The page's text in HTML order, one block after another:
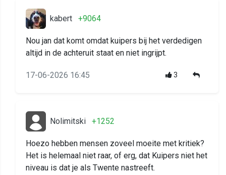
kabert +9064
Nou jan dat komt omdat kuipers bij het verdedigen
altijd in de achteruit staat en niet ingrijpt.
17-06-2026 16:45 3
Nolimitski +1252
Hoezo hebben mensen zoveel moeite met kritiek?
Het is helemaal niet raar, of erg, dat Kuipers niet het
niveau is dat je als Twente nastreeft.